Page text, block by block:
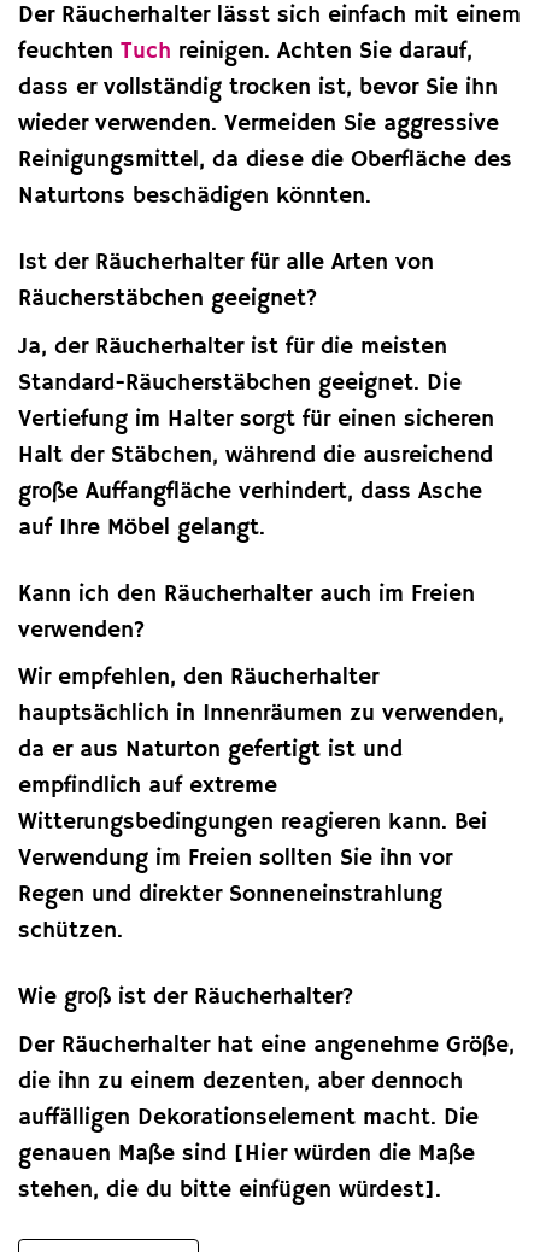
Der Räucherhalter lässt sich einfach mit einem
feuchten Tuch reinigen. Achten Sie darauf,
dass er vollständig trocken ist, bevor Sie ihn
wieder verwenden. Vermeiden Sie aggressive
Reinigungsmittel, da diese die Oberfläche des
Naturtons beschädigen könnten.
Ist der Räucherhalter für alle Arten von
Räucherstäbchen geeignet?
Ja, der Räucherhalter ist für die meisten
Standard-Räucherstäbchen geeignet. Die
Vertiefung im Halter sorgt für einen sicheren
Halt der Stäbchen, während die ausreichend
große Auffangfläche verhindert, dass Asche
auf Ihre Möbel gelangt.
Kann ich den Räucherhalter auch im Freien
verwenden?
Wir empfehlen, den Räucherhalter
hauptsächlich in Innenräumen zu verwenden,
da er aus Naturton gefertigt ist und
empfindlich auf extreme
Witterungsbedingungen reagieren kann. Bei
Verwendung im Freien sollten Sie ihn vor
Regen und direkter Sonneneinstrahlung
schützen.
Wie groß ist der Räucherhalter?
Der Räucherhalter hat eine angenehme Größe,
die ihn zu einem dezenten, aber dennoch
auffälligen Dekorationselement macht. Die
genauen Maße sind [Hier würden die Maße
stehen, die du bitte einfügen würdest].